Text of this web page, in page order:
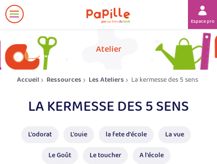
Afficher
le
Espace
Atelier
Accueil Ressources Les Ateliers La kermesse des 5 sens
LA KERMESSE DES 5 SENS
L'odorat L'ouie la fete d'école La vue
Le Goût Le toucher A l'école